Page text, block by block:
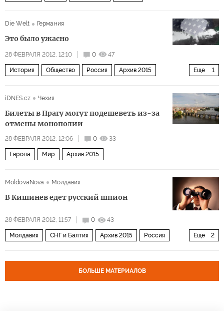
Die Welt Германия
Это было ужасно
28 ФЕВРАЛЯ 2012, 12:10 0 47
Еще 1
История Общество Россия Архив 2015
iDNES.cz
Чехия
Билеты в Прагу могут подешеветь из-за
отмены монополии
28 ФЕВРАЛЯ 2012, 12:06 0 33
Европа Мир Архив 2015
MoldovaNova Молдавия
В Кишинев едет русский шпион
28 ФЕВРАЛЯ 2012, 11:57 0 43
Еще 2
Молдавия СНГ и Балтия Архив 2015 Россия
БОЛЬШЕ МАТЕРИАЛОВ